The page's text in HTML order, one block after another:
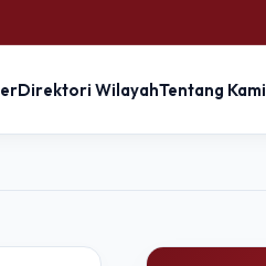
Direktori WilayahTentang Kami